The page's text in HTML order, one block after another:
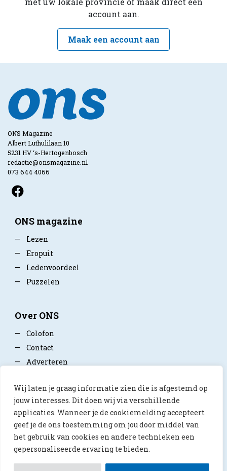
Wij laten je graag informatie zien die is afgestemd op
jouw interesses. Dit doen wij via verschillende
applicaties. Wanneer je de cookiemelding accepteert
geef je de ons toestemming om jou door middel van
het gebruik van cookies en andere technieken een
gepersonaliseerde ervaring te bieden.
account aan.
Maak een account aan
ONS Magazine
Albert Luthulilaan 10
5231 HV ‘s-Hertogenbosch
redactie@onsmagazine.nl
073 644 4066
ONS magazine
—
Lezen
—
Eropuit
—
Ledenvoordeel
—
Puzzelen
Over ONS
—
Colofon
—
Contact
—
Adverteren
—Privacy policy
© 2026 ONS Magazine